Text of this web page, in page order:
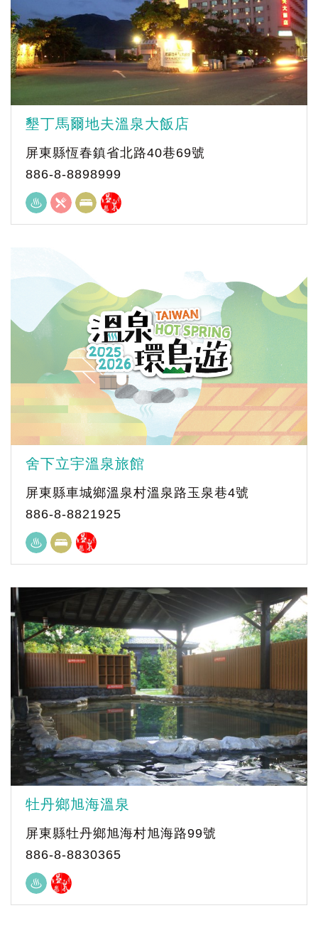
墾丁馬爾地夫溫泉大飯店
屏東縣恆春鎮省北路40巷69號
886-8-8898999
舍下立宇溫泉旅館
屏東縣車城鄉溫泉村溫泉路玉泉巷4號
886-8-8821925
牡丹鄉旭海溫泉
屏東縣牡丹鄉旭海村旭海路99號
886-8-8830365